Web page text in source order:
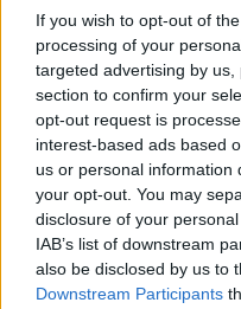
If you wish to opt-out of
processing of your
targeted advertising by
section to confirm your
opt-out request is
interest-based ads based
us or personal information
your opt-out. You may
disclosure of your
IAB’s list of downstream
also be disclosed by us to
Downstream Participants
spotkania . To kompletne
lokalnej piłki nożnej. Jeżeli
pracujemy nad tym żeby je
Wynik meczu Iskra Zgłobień
Po zakończeniu spotkania
spotkania, a także dane
Pełny harmonogram
Okręgowa - terminarz.
Informacje o składach i
W miarę dostępności
rezerwowych, zmiany